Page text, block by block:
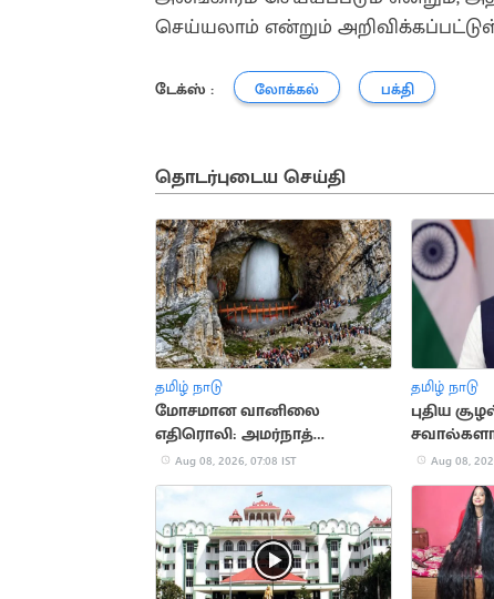
செய்யலாம் என்றும்
டேக்ஸ் : லோக்கல் பக்தி
தொடர்புடைய செய்தி
தமிழ் நாடு
மோசமான வானிலை
எதிரொலி: அமர்நாத்
யாத்திரை தற்காலிகமாக
நிறுத்தம்
Aug 08, 2026, 07:08 IST
தமிழ் நாடு
புதிய
வெற்றி
Aug 08,